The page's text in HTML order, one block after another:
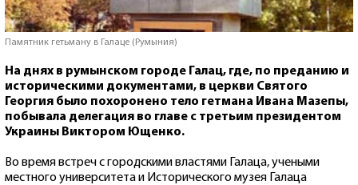
Памятник гетьману в Галаце (Румыния)
На днях в румынском городе Галац, где, по преданию и
историческими документами, в церкви Святого
Георгия было похоронено тело гетмана Ивана Мазепы,
побывала делегация во главе с третьим президентом
Украины Виктором Ющенко.
Во время встреч с городскими властями Галаца, учеными
местного университета и Исторического музея Галаца